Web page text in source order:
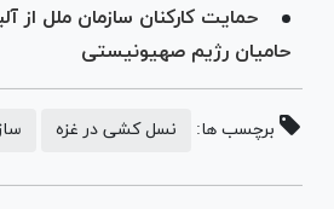
حمایت کارکنان سازمان ملل از
حامیان رژیم صهیونیستی
برچسب ها: نسل کشی در غزه